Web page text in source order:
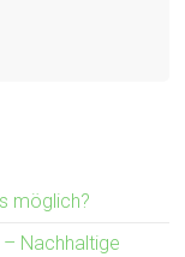
möglich?
Nachhaltige